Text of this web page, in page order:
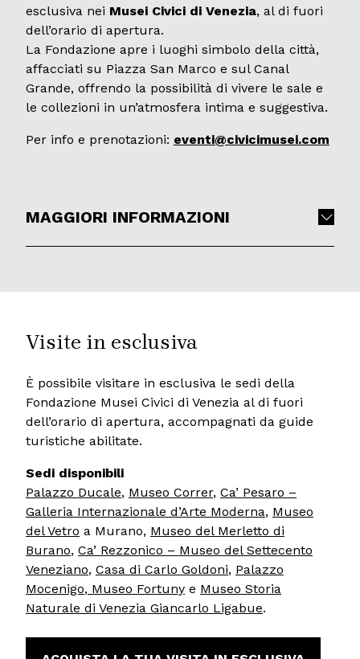
esclusiva nei Musei Civici di Venezia, al di fuori
dell’orario di apertura.
La Fondazione apre i luoghi simbolo della città,
affacciati su Piazza San Marco e sul Canal
Grande, offrendo la possibilità di vivere le sale e
le collezioni in un’atmosfera intima e suggestiva.
Per info e prenotazioni: eventi@civicimusei.com
MAGGIORI INFORMAZIONI
Visite in esclusiva
È possibile visitare in esclusiva le sedi della
Fondazione Musei Civici di Venezia al di fuori
dell’orario di apertura, accompagnati da guide
turistiche abilitate.
Sedi disponibili
Palazzo Ducale, Museo Correr, Ca’ Pesaro –
Galleria Internazionale d’Arte Moderna, Museo
del Vetro a Murano, Museo del Merletto di
Burano, Ca’ Rezzonico – Museo del Settecento
Veneziano, Casa di Carlo Goldoni, Palazzo
Mocenigo, Museo Fortuny e Museo Storia
Naturale di Venezia Giancarlo Ligabue.